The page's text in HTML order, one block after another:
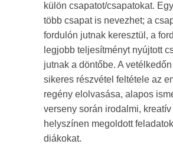
külön csapatot/csapatokat.
több csapat is nevezhet; a
fordulón jutnak keresztül, a
legjobb teljesítményt nyújtott
jutnak a döntőbe. A
sikeres részvétel feltétele az
regény elolvasása, alapos
verseny során irodalmi,
helyszínen megoldott
diákokat.